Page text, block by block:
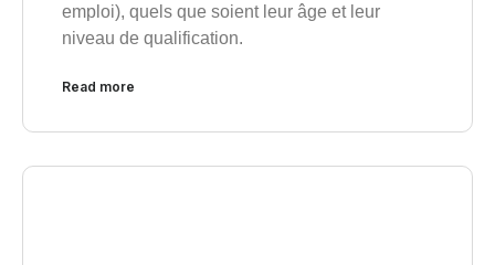
emploi), quels que soient leur âge et leur
niveau de qualification.
Read more